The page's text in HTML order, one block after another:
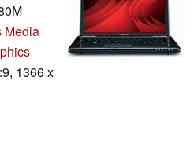
Media
1366 x